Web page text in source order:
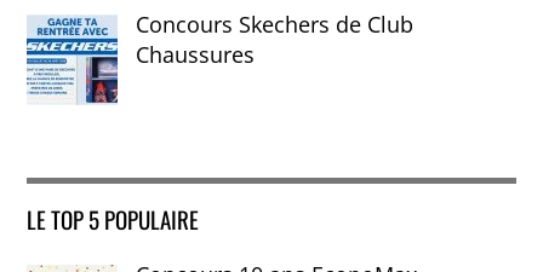
Concours Skechers de Club
Chaussures
LE TOP 5 POPULAIRE